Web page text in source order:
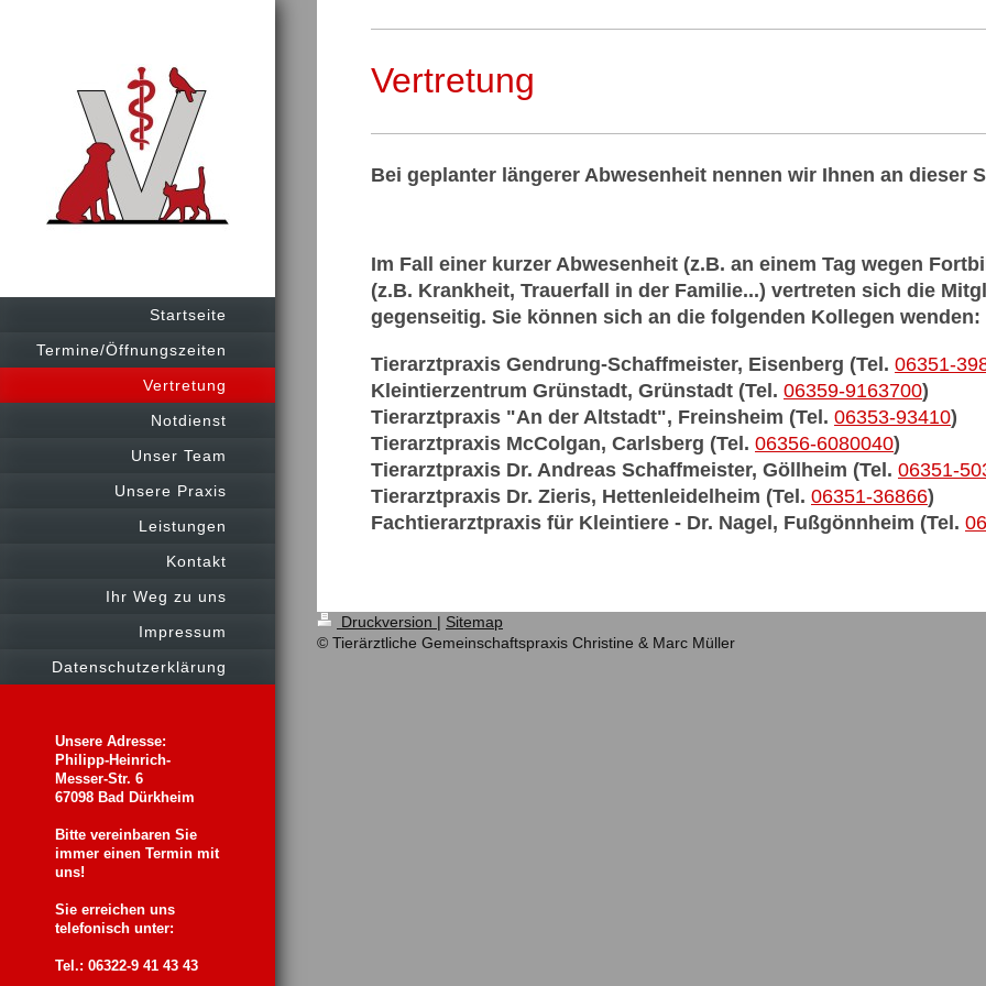
Startseite
Termine/Öffnungszeiten
Vertretung
Notdienst
Unser Team
Unsere Praxis
Leistungen
Kontakt
Ihr Weg zu uns
Impressum
Datenschutzerklärung
Unsere Adresse:
Philipp-Heinrich-
Messer-Str. 6
67098 Bad Dürkheim
Bitte vereinbaren Sie
immer einen Termin mit
uns!
Sie erreichen uns
telefonisch unter:
Tel.: 06322-9 41 43 43
Vertretung
Bei geplanter längerer Abwesenheit nennen wir Ihnen an dieser
Im Fall einer kurzer Abwesenheit (z.B. an einem Tag wegen
(z.B. Krankheit, Trauerfall in der Familie...) vertreten sich die
gegenseitig. Sie können sich an die folgenden Kollegen wenden:
Tierarztpraxis Gendrung-Schaffmeister, Eisenberg (Tel. 06351-
Kleintierzentrum Grünstadt, Grünstadt (Tel. 06359-9163700)
Tierarztpraxis "An der Altstadt", Freinsheim (Tel. 06353-93410)
Tierarztpraxis McColgan, Carlsberg (Tel. 06356-6080040)
Tierarztpraxis Dr. Andreas Schaffmeister, Göllheim (Tel. 06351-
Tierarztpraxis Dr. Zieris, Hettenleidelheim (Tel. 06351-36866)
Fachtierarztpraxis für Kleintiere - Dr. Nagel, Fußgönnheim (Tel.
Druckversion | Sitemap
© Tierärztliche Gemeinschaftspraxis Christine & Marc Müller